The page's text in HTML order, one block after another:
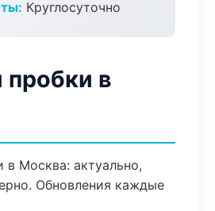
Круглосуточно
пробки в
в Москва: актуально,
Обновления каждые